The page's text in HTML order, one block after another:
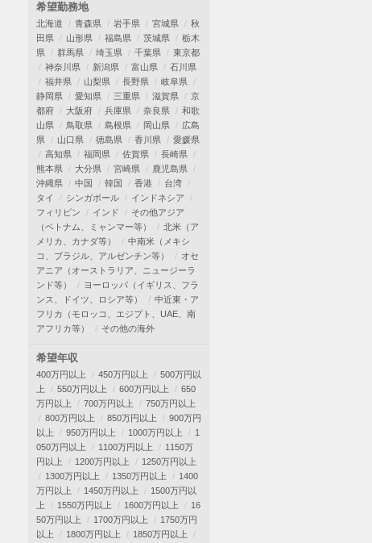
希望勤務地
北海道 青森県 岩手県 宮城県
秋
田県
山形県 福島県 茨城県
栃木
県
群馬県 埼玉県 千葉県
東京都
神奈川県
新潟県 富山県
石川県
福井県
山梨県 長野県
岐阜県
静岡県
愛知県 三重県 滋賀県
京
都府
大阪府 兵庫県 奈良県
和歌
山県
鳥取県 島根県 岡山県
広島
県
山口県 徳島県 香川県
愛媛県
高知県
福岡県 佐賀県
長崎県
熊本県
大分県 宮崎県
鹿児島県
沖縄県
中国 韓国 香港
台湾
タイ
シンガポール
インドネシア
フィリピン
インド
その他アジア
（ベトナム、ミャンマー等）
北米（ア
メリカ、カナダ等）
中南米（メキシ
コ、ブラジル、アルゼンチン等）
オセ
アニア（オーストラリア、ニュージーラ
ンド等）
ヨーロッパ（イギリス、フラ
ンス、ドイツ、ロシア等）
中近東・ア
フリカ（モロッコ、エジプト、UAE、南
アフリカ等）
その他の海外
希望年収
400万円以上 450万円以上
500万円以
上
550万円以上 600万円以上
650
万円以上
700万円以上
750万円以上
800万円以上
850万円以上
900万円
以上
950万円以上 1000万円以上
1
050万円以上
1100万円以上
1150万
円以上
1200万円以上
1250万円以上
1300万円以上
1350万円以上
1400
万円以上
1450万円以上
1500万円以
上
1550万円以上 1600万円以上
16
50万円以上
1700万円以上
1750万円
以上
1800万円以上
1850万円以上